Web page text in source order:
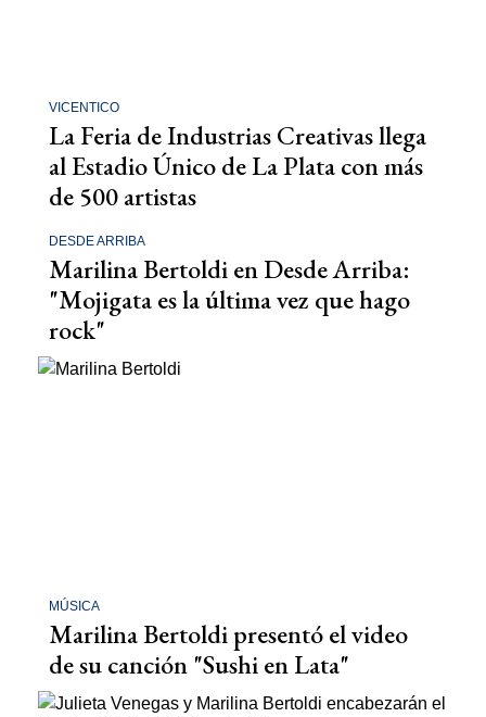
VICENTICO
La Feria de Industrias Creativas llega
al Estadio Único de La Plata con más
de 500 artistas
DESDE ARRIBA
Marilina Bertoldi en Desde Arriba:
"Mojigata es la última vez que hago
rock"
MÚSICA
Marilina Bertoldi presentó el video
de su canción "Sushi en Lata"